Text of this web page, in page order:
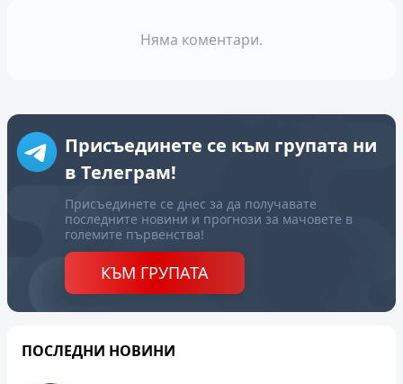
Няма коментари.
Присъединете се към групата ни
в Телеграм!
Присъединете се днес за да получавате
последните новини и прогнози за мачовете в
големите първенства!
КЪМ ГРУПАТА
ПОСЛЕДНИ НОВИНИ